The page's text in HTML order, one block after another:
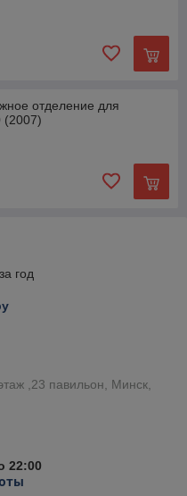
отделение для
(2007)
год
,23 павильон, Минск,
22:00